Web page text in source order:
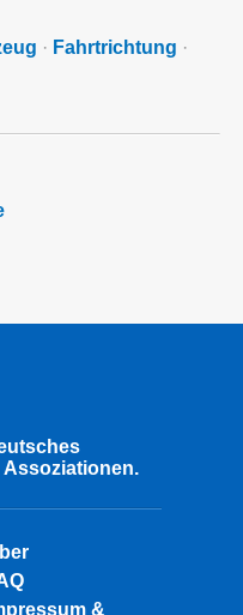
· Fahrtrichtung ·
&